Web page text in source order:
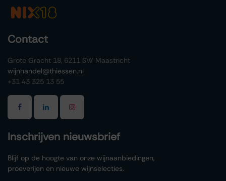
Contact
Grote Gracht 18, 6211 SW Maastricht
wijnhandel@thiessen.nl
+31 43 325 13 55
Inschrijven nieuwsbrief
Blijf op de hoogte van onze wijnaanbiedingen,
proeverijen en nieuwe wijnselecties.